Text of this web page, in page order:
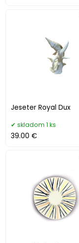
Jeseter Royal Dux
skladom 1 ks
39.00 €